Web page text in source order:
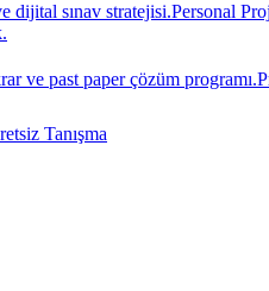
dijital sınav stratejisi.Personal
ve past paper çözüm programı.
Tanışma